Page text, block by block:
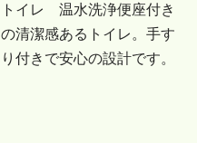
トイレ 温水洗浄便座付き
の清潔感あるトイレ。手す
り付きで安心の設計です。